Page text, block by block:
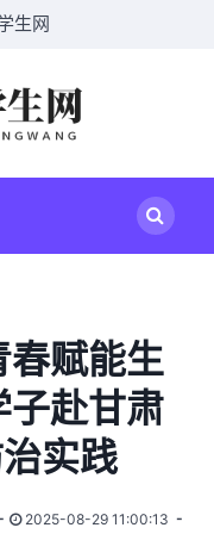
生网
春赋能生
赴甘肃
实践
2025-08-29 11:00:13